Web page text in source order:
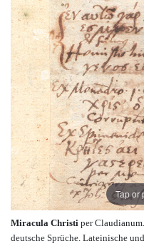
Tap or
Miracula Christi per
deutsche Sprüche. Lateinische